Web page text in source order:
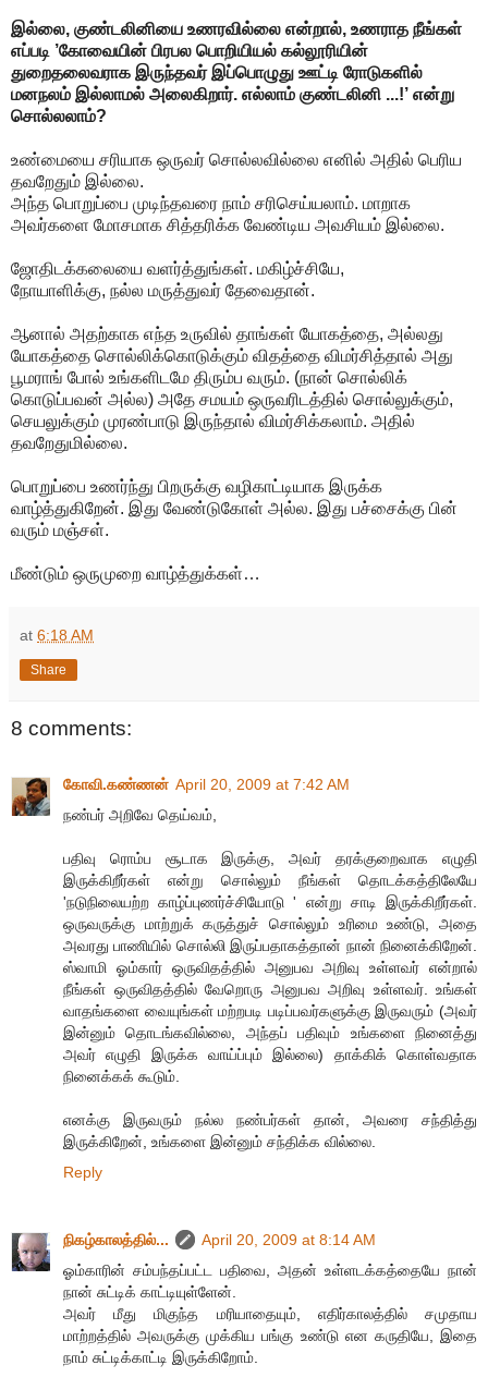
இல்லை, குண்டலினியை உணரவில்லை என்றால், உணராத நீங்கள்
எப்படி ’கோவையின் பிரபல பொறியியல் கல்லூரியின்
துறைதலைவராக இருந்தவர் இப்பொழுது ஊட்டி ரோடுகளில்
மனநலம் இல்லாமல் அலைகிறார். எல்லாம் குண்டலினி ...!’ என்று
சொல்லலாம்?
உண்மையை சரியாக ஒருவர் சொல்லவில்லை எனில் அதில் பெரிய
தவறேதும் இல்லை.
அந்த பொறுப்பை முடிந்தவரை நாம் சரிசெய்யலாம். மாறாக
அவர்களை மோசமாக சித்தரிக்க வேண்டிய அவசியம் இல்லை.
ஜோதிடக்கலையை வளர்த்துங்கள். மகிழ்ச்சியே,
நோயாளிக்கு, நல்ல மருத்துவர் தேவைதான்.
ஆனால் அதற்காக எந்த உருவில் தாங்கள் யோகத்தை, அல்லது
யோகத்தை சொல்லிக்கொடுக்கும் விதத்தை விமர்சித்தால் அது
பூமராங் போல் உங்களிடமே திரும்ப வரும். (நான் சொல்லிக்
கொடுப்பவன் அல்ல) அதே சமயம் ஒருவரிடத்தில் சொல்லுக்கும்,
செயலுக்கும் முரண்பாடு இருந்தால் விமர்சிக்கலாம். அதில்
தவறேதுமில்லை.
பொறுப்பை உணர்ந்து பிறருக்கு வழிகாட்டியாக இருக்க
வாழ்த்துகிறேன். இது வேண்டுகோள் அல்ல. இது பச்சைக்கு பின்
வரும் மஞ்சள்.
மீண்டும் ஒருமுறை வாழ்த்துக்கள்…
at 6:18 AM
Share
8 comments:
கோவி.கண்ணன் April 20, 2009 at 7:42 AM
நண்பர் அறிவே தெய்வம்,
பதிவு ரொம்ப சூடாக இருக்கு, அவர் தரக்குறைவாக எழுதி
இருக்கிறீர்கள் என்று சொல்லும் நீங்கள் தொடக்கத்திலேயே
'நடுநிலையற்ற காழ்ப்புணர்ச்சியோடு ' என்று சாடி இருக்கிறீர்கள்.
ஒருவருக்கு மாற்றுக் கருத்துச் சொல்லும் உரிமை உண்டு, அதை
அவரது பாணியில் சொல்லி இருப்பதாகத்தான் நான் நினைக்கிறேன்.
ஸ்வாமி ஓம்கார் ஒருவிதத்தில் அனுபவ அறிவு உள்ளவர் என்றால்
நீங்கள் ஒருவிதத்தில் வேறொரு அனுபவ அறிவு உள்ளவர். உங்கள்
வாதங்களை வையுங்கள் மற்றபடி படிப்பவர்களுக்கு இருவரும் (அவர்
இன்னும் தொடங்கவில்லை, அந்தப் பதிவும் உங்களை நினைத்து
அவர் எழுதி இருக்க வாய்ப்பும் இல்லை) தாக்கிக் கொள்வதாக
நினைக்கக் கூடும்.
எனக்கு இருவரும் நல்ல நண்பர்கள் தான், அவரை சந்தித்து
இருக்கிறேன், உங்களை இன்னும் சந்திக்க வில்லை.
Reply
நிகழ்காலத்தில்...
April 20, 2009 at 8:14 AM
ஓம்காரின் சம்பந்தப்பட்ட பதிவை, அதன் உள்ளடக்கத்தையே நான்
நான் சுட்டிக் காட்டியுள்ளேன்.
அவர் மீது மிகுந்த மரியாதையும், எதிர்காலத்தில் சமுதாய
மாற்றத்தில் அவருக்கு முக்கிய பங்கு உண்டு என கருதியே, இதை
நாம் சுட்டிக்காட்டி இருக்கிறோம்.